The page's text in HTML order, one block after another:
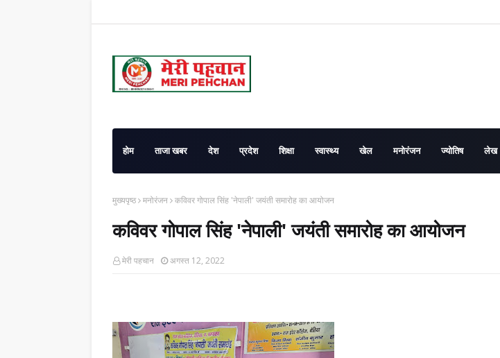
होम ताजा खबर देश प्रदेश शिक्षा स्वास्थ्य खेल मनोरंजन ज्योतिष लेख
मुख्यपृष्ठ मनोरंजन कविवर गोपाल सिंह 'नेपाली' जयंती समारोह का आयोजन
कविवर गोपाल सिंह 'नेपाली' जयंती समारोह का आयोजन
मेरी पहचान अगस्त 12, 2022